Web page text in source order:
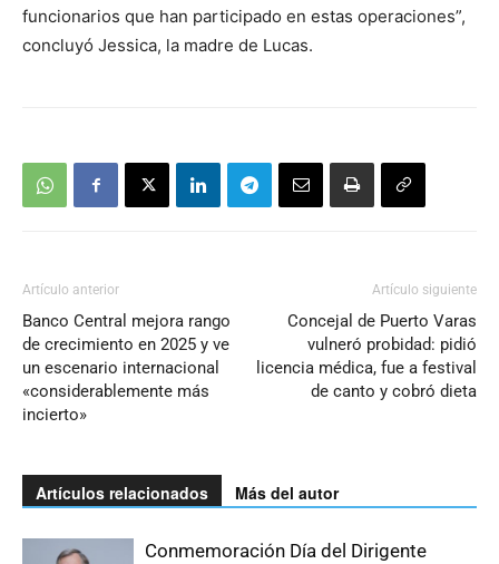
funcionarios que han participado en estas operaciones”,
concluyó Jessica, la madre de Lucas.
Artículo anterior
Banco Central mejora rango
de crecimiento en 2025 y ve
un escenario internacional
«considerablemente más
incierto»
Artículo siguiente
Concejal de Puerto Varas
vulneró probidad: pidió
licencia médica, fue a festival
de canto y cobró dieta
Artículos relacionados Más del autor
Conmemoración Día del Dirigente